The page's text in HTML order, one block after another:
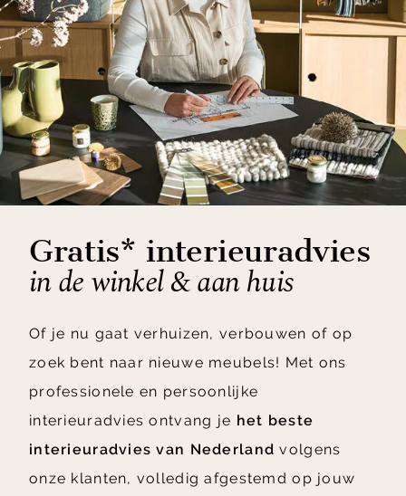
Gratis* interieuradvies
in de winkel & aan huis
Of je nu gaat verhuizen, verbouwen of op
zoek bent naar nieuwe meubels! Met ons
professionele en persoonlijke
interieuradvies ontvang je het beste
interieuradvies van Nederland volgens
onze klanten, volledig afgestemd op jouw